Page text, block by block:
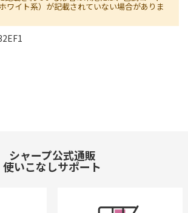
ホワイト系）が記載されていない場合がありま
シャープ公式通販
使いこなしサポート